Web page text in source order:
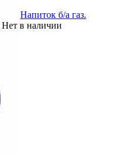
Напиток б/а газ.
Нет в наличии